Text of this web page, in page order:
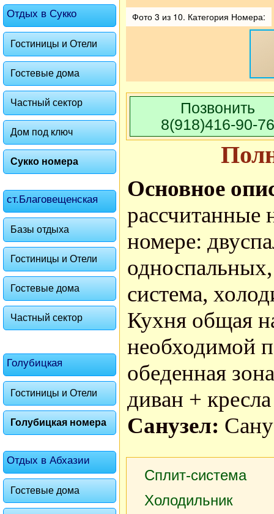
Отдых в Сукко
Гостиницы и Отели
Гостевые дома
Частный сектор
Дом под ключ
Сукко номера
ст.Благовещенская
Базы отдыха
Гостиницы и Отели
Гостевые дома
Частный сектор
Голубицкая
Гостиницы и Отели
Голубицкая номера
Отдых в Абхазии
Гостевые дома
Фото 3 из 10. Категория Номера:
Позвонить
8(918)416-90-76
Основное
рассчитанные
номере:
система,
Кухня общая
необходимой
обеденная
диван + кресла
Санузел:
Сплит-система
Холодильник